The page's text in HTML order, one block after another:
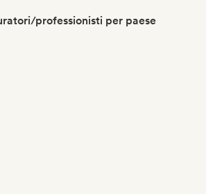
professionisti per paese